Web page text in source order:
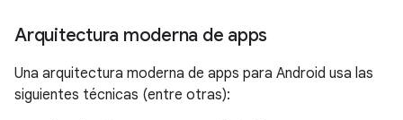
Arquitectura moderna de apps
Una arquitectura moderna de apps para Android usa las
siguientes técnicas (entre otras):